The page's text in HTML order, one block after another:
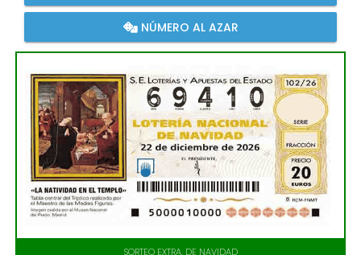
NÚMERO AL AZAR
SORTEO EXTRA. DE NAVIDAD